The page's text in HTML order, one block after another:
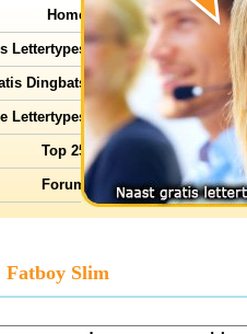
Home
Lettertypes
Dingbats
Lettertypes
Top 25
Forum
Fatboy Slim